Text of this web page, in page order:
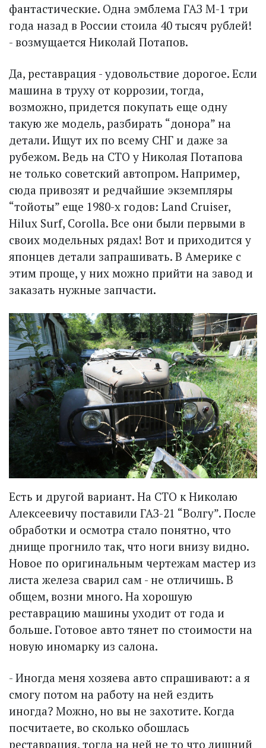
фантастические. Одна эмблема ГАЗ М-1 три
года назад в России стоила 40 тысяч рублей!
- возмущается Николай Потапов.
Да, реставрация - удовольствие дорогое. Если
машина в труху от коррозии, тогда,
возможно, придется покупать еще одну
такую же модель, разбирать “донора” на
детали. Ищут их по всему СНГ и даже за
рубежом. Ведь на СТО у Николая Потапова
не только советский автопром. Например,
сюда привозят и редчайшие экземпляры
“тойоты” еще 1980-х годов: Land Cruiser,
Hilux Surf, Corolla. Все они были первыми в
своих модельных рядах! Вот и приходится у
японцев детали запрашивать. В Америке с
этим проще, у них можно прийти на завод и
заказать нужные запчасти.
Есть и другой вариант. На СТО к Николаю
Алексеевичу поставили ГАЗ-21 “Волгу”. После
обработки и осмотра стало понятно, что
днище прогнило так, что ноги внизу видно.
Новое по оригинальным чертежам мастер из
листа железа сварил сам - не отличишь. В
общем, возни много. На хорошую
реставрацию машины уходит от года и
больше. Готовое авто тянет по стоимости на
новую иномарку из салона.
- Иногда меня хозяева авто спрашивают: а я
смогу потом на работу на ней ездить
иногда? Можно, но вы не захотите. Когда
посчитаете, во сколько обошлась
реставрация, тогда на ней не то что лишний